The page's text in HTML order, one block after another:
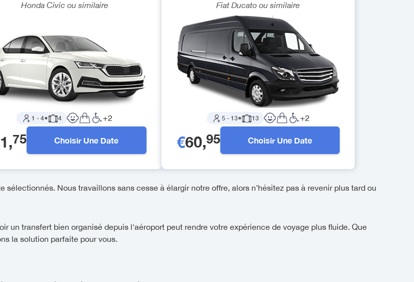
Honda Civic ou similaire
1 -4● 4 +2
,75 Choisir Une Date
Fiat Ducato ou similaire
5- 13● 13 +2
€60,95 Choisir Une Date
sélectionnés. Nous travaillons sans cesse à élargir notre offre, alors n’hésitez pas à revenir plus tard ou
un transfert bien organisé depuis l'aéroport peut rendre votre expérience de voyage plus fluide. Que
la solution parfaite pour vous.